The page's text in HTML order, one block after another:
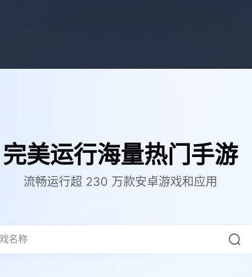
完美运行海量热门手游
流畅运行超 230 万款安卓游戏和应用